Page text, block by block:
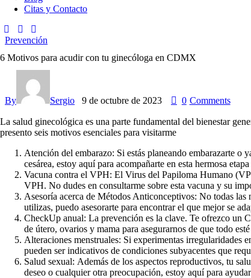
Citas y Contacto
Prevención
6 Motivos para acudir con tu ginecóloga en CDMX
By Sergio 9 de octubre de 2023 0 Comments
La salud ginecológica es una parte fundamental del bienestar
presento seis motivos esenciales para visitarme
Atención del embarazo: Si estás planeando embarazarte o
cesárea, estoy aquí para acompañarte en esta hermosa
Vacuna contra el VPH: El Virus del Papiloma Humano
VPH. No dudes en consultarme sobre esta vacuna y su
Asesoría acerca de Métodos Anticonceptivos: No todas las
utilizas, puedo asesorarte para encontrar el que mejor se
CheckUp anual: La prevención es la clave. Te ofrezco un
de útero, ovarios y mama para asegurarnos de que todo
Alteraciones menstruales: Si experimentas irregularidades
pueden ser indicativos de condiciones subyacentes que
Salud sexual: Además de los aspectos reproductivos, tu
deseo o cualquier otra preocupación, estoy aquí para